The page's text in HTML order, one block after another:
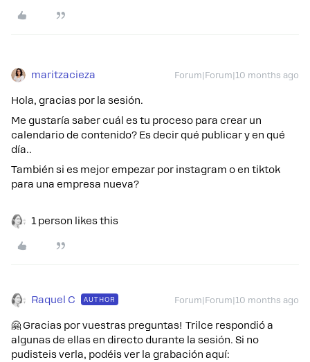
maritzacieza Forum|Forum|10 months ago
Hola, gracias por la sesión.
Me gustaría saber cuál es tu proceso para crear un
calendario de contenido? Es decir qué publicar y en qué
día..
También si es mejor empezar por instagram o en tiktok
para una empresa nueva?
1 person likes this
Raquel C AUTHOR Forum|Forum|10 months ago
🤗 Gracias por vuestras preguntas! Trilce respondió a
algunas de ellas en directo durante la sesión. Si no
pudisteis verla, podéis ver la grabación aquí: